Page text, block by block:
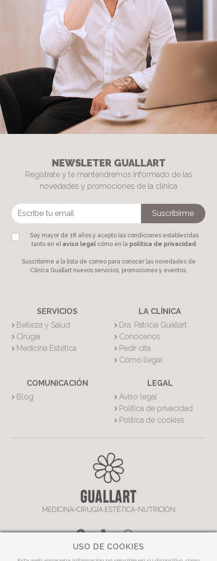
MEDICINA-CIRUGÍA ESTÉTICA-NUTRICIÓN
Calle Almirante Cadarso Nº13,
SERVICIOS
Belleza y Salud
Cirugía
Medicina Estética
LA CLÍNICA
Dra. Patricia Guallart
Conócenos
Pedir cita
Cómo llegar
COMUNICACIÓN
Blog
LEGAL
Aviso legal
Política de privacidad
Política de cookies
NEWSLETER GUALLART
Regístrate y te mantendremos informado de las
novedades y promociones de la clínica
Soy mayor de 18 años y acepto las condiciones establecidas
tanto en el aviso legalcómo en la política de privacidad.
Suscribirme a la lista de correo para conocer las novedades de
Clínica Guallart nuevos servicios, promociones y eventos.
USO DE COOKIES